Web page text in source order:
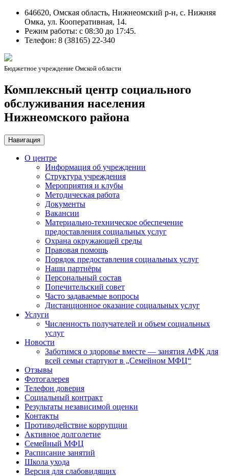
646620, Омская область, Нижнеомский р-н, с. Нижняя
Омка, ул. Кооперативная, 14.
Режим работы: c 08:30 до 17:45.
Телефон: 8 (38165) 22-340
Бюджетное учреждение Омской области
Комплексный центр социального
обслуживания населения
Нижнеомского района
Навигация
О центре
Информация об учреждении
Структура учреждения
Мероприятия и клубы
Методическая работа
Документы
Вакансии
Материально-техническое обеспечение
предоставления социальных услуг
Охрана окружающей среды
Правовая помощь
Порядок предоставления социальных услуг
Наши партнёры
Персональный состав
Попечительский совет
Часто задаваемые вопросы
Дистанционное оказание социальных услуг
Услуги
Численность получателей и объем социальных
услуг
Новости
Заботимся о здоровье вместе — занятия АФК для
всей семьи стартуют в „Семейном МФЦ“
Отзывы
Фотогалерея
Телефон доверия
Социальный контракт
Результаты независимой оценки
Контакты
Противодействие коррупции
Активное долголетие
Семейный МФЦ
Расписание занятий
Школа ухода
Версия для слабовидящих